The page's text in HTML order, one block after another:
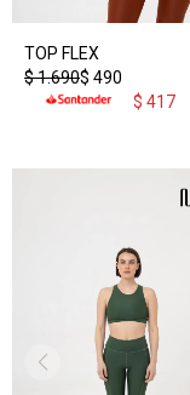
TOP FLEX
$ 490
$1.690
$ 417